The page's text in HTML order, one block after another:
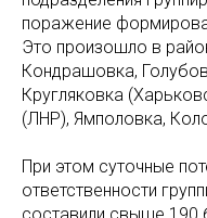
поражение
Это произошло в
Кондрашовка,
Кругляковка
(ЛНР), Ямполовка,
При этом суточные
ответственности
составили свыше 190